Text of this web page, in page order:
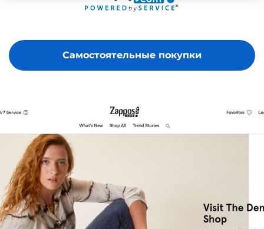
Самостоятельные покупки